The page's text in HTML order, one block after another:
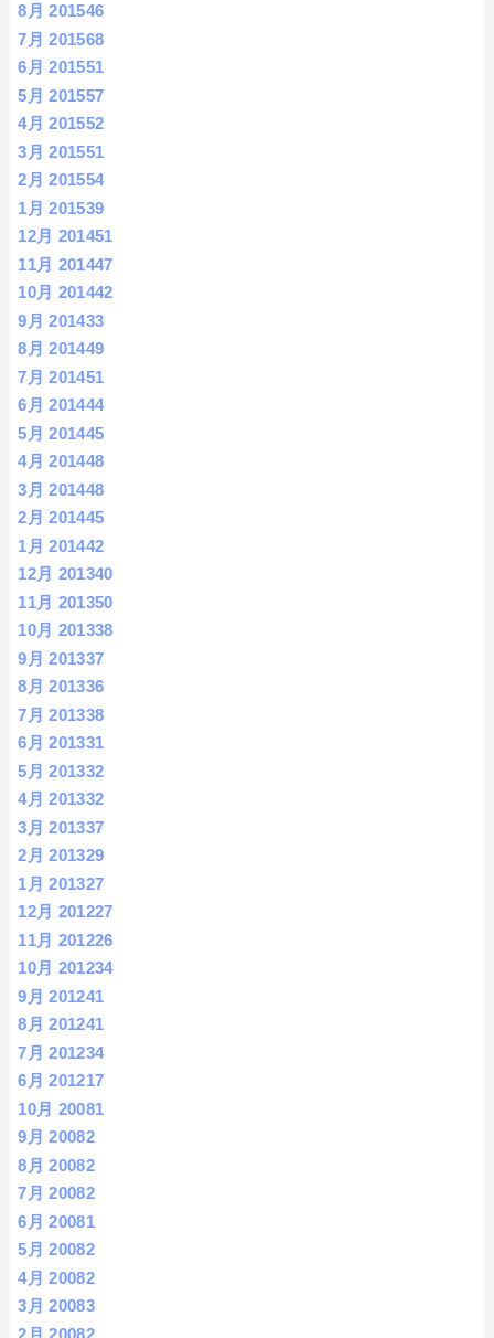
8月 201546
7月 201568
6月 201551
5月 201557
4月 201552
3月 201551
2月 201554
1月 201539
12月 201451
11月 201447
10月 201442
9月 201433
8月 201449
7月 201451
6月 201444
5月 201445
4月 201448
3月 201448
2月 201445
1月 201442
12月 201340
11月 201350
10月 201338
9月 201337
8月 201336
7月 201338
6月 201331
5月 201332
4月 201332
3月 201337
2月 201329
1月 201327
12月 201227
11月 201226
10月 201234
9月 201241
8月 201241
7月 201234
6月 201217
10月 20081
9月 20082
8月 20082
7月 20082
6月 20081
5月 20082
4月 20082
3月 20083
2月 20082